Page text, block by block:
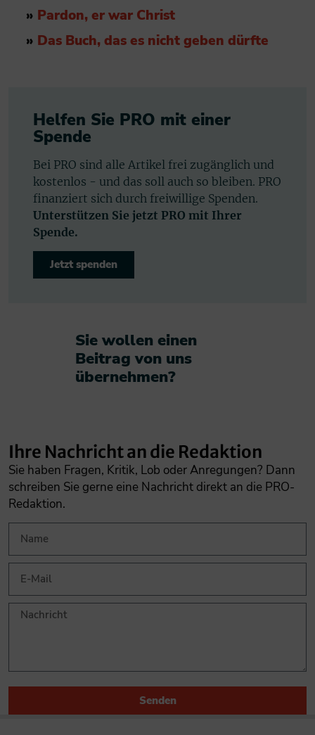
» Pardon, er war Christ
» Das Buch, das es nicht geben dürfte
Helfen Sie PRO mit einer
Spende
Bei PRO sind alle Artikel frei zugänglich und
kostenlos - und das soll auch so bleiben. PRO
finanziert sich durch freiwillige Spenden.
Unterstützen Sie jetzt PRO mit Ihrer
Spende.
Jetzt spenden
Sie wollen einen
Beitrag von uns
übernehmen?​
Ihre Nachricht an die Redaktion
Sie haben Fragen, Kritik, Lob oder Anregungen? Dann
schreiben Sie gerne eine Nachricht direkt an die PRO-
Redaktion.
Senden